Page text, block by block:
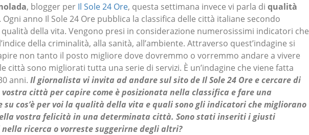
, blogger per Il Sole 24 Ore, questa settimana invece vi parla di qualità
. Ogni anno Il Sole 24 Ore pubblica la classifica delle città italiane secondo
della vita. Vengono presi in considerazione numerosissimi indicatori che
della criminalità, alla sanità, all’ambiente. Attraverso quest’indagine si
non tanto il posto migliore dove dovremmo o vorremmo andare a vivere
città sono migliorati tutta una serie di servizi. È un’indagine che viene fatta
anni. Il giornalista vi invita ad andare sul sito de Il Sole 24 Ore e cercare di
città per capire come è posizionata nella classifica e fare una
su cos’è per voi la qualità della vita e quali sono gli indicatori che migliorano
vostra felicità in una determinata città. Sono stati inseriti i giusti
ricerca o vorreste suggerirne degli altri?